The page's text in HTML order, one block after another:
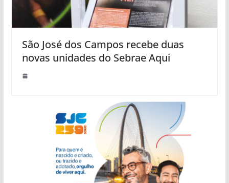
São José dos Campos recebe duas
novas unidades do Sebrae Aqui